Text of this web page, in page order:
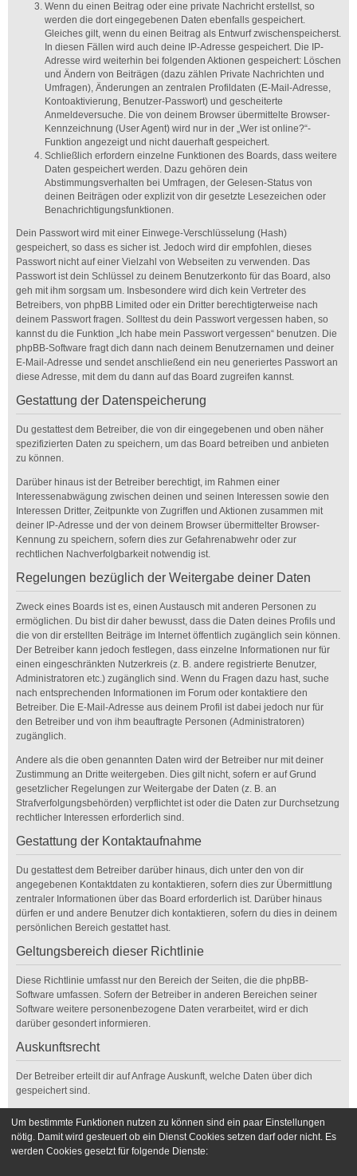
Wenn du einen Beitrag oder eine private Nachricht erstellst, so
werden die dort eingegebenen Daten ebenfalls gespeichert.
Gleiches gilt, wenn du einen Beitrag als Entwurf zwischenspeicherst.
In diesen Fällen wird auch deine IP-Adresse gespeichert. Die IP-
Adresse wird weiterhin bei folgenden Aktionen gespeichert: Löschen
und Ändern von Beiträgen (dazu zählen Private Nachrichten und
Umfragen), Änderungen an zentralen Profildaten (E-Mail-Adresse,
Kontoaktivierung, Benutzer-Passwort) und gescheiterte
Anmeldeversuche. Die von deinem Browser übermittelte Browser-
Kennzeichnung (User Agent) wird nur in der „Wer ist online?“-
Funktion angezeigt und nicht dauerhaft gespeichert.
Schließlich erfordern einzelne Funktionen des Boards, dass weitere
Daten gespeichert werden. Dazu gehören dein
Abstimmungsverhalten bei Umfragen, der Gelesen-Status von
deinen Beiträgen oder explizit von dir gesetzte Lesezeichen oder
Benachrichtigungsfunktionen.
Dein Passwort wird mit einer Einwege-Verschlüsselung (Hash)
gespeichert, so dass es sicher ist. Jedoch wird dir empfohlen, dieses
Passwort nicht auf einer Vielzahl von Webseiten zu verwenden. Das
Passwort ist dein Schlüssel zu deinem Benutzerkonto für das Board, also
geh mit ihm sorgsam um. Insbesondere wird dich kein Vertreter des
Betreibers, von phpBB Limited oder ein Dritter berechtigterweise nach
deinem Passwort fragen. Solltest du dein Passwort vergessen haben, so
kannst du die Funktion „Ich habe mein Passwort vergessen“ benutzen. Die
phpBB-Software fragt dich dann nach deinem Benutzernamen und deiner
E-Mail-Adresse und sendet anschließend ein neu generiertes Passwort an
diese Adresse, mit dem du dann auf das Board zugreifen kannst.
Gestattung der Datenspeicherung
Du gestattest dem Betreiber, die von dir eingegebenen und oben näher
spezifizierten Daten zu speichern, um das Board betreiben und anbieten
zu können.
Darüber hinaus ist der Betreiber berechtigt, im Rahmen einer
Interessenabwägung zwischen deinen und seinen Interessen sowie den
Interessen Dritter, Zeitpunkte von Zugriffen und Aktionen zusammen mit
deiner IP-Adresse und der von deinem Browser übermittelter Browser-
Kennung zu speichern, sofern dies zur Gefahrenabwehr oder zur
rechtlichen Nachverfolgbarkeit notwendig ist.
Regelungen bezüglich der Weitergabe deiner Daten
Zweck eines Boards ist es, einen Austausch mit anderen Personen zu
ermöglichen. Du bist dir daher bewusst, dass die Daten deines Profils und
die von dir erstellten Beiträge im Internet öffentlich zugänglich sein können.
Der Betreiber kann jedoch festlegen, dass einzelne Informationen nur für
einen eingeschränkten Nutzerkreis (z. B. andere registrierte Benutzer,
Administratoren etc.) zugänglich sind. Wenn du Fragen dazu hast, suche
nach entsprechenden Informationen im Forum oder kontaktiere den
Betreiber. Die E-Mail-Adresse aus deinem Profil ist dabei jedoch nur für
den Betreiber und von ihm beauftragte Personen (Administratoren)
zugänglich.
Andere als die oben genannten Daten wird der Betreiber nur mit deiner
Zustimmung an Dritte weitergeben. Dies gilt nicht, sofern er auf Grund
gesetzlicher Regelungen zur Weitergabe der Daten (z. B. an
Strafverfolgungsbehörden) verpflichtet ist oder die Daten zur Durchsetzung
rechtlicher Interessen erforderlich sind.
Gestattung der Kontaktaufnahme
Du gestattest dem Betreiber darüber hinaus, dich unter den von dir
angegebenen Kontaktdaten zu kontaktieren, sofern dies zur Übermittlung
zentraler Informationen über das Board erforderlich ist. Darüber hinaus
dürfen er und andere Benutzer dich kontaktieren, sofern du dies in deinem
persönlichen Bereich gestattet hast.
Geltungsbereich dieser Richtlinie
Diese Richtlinie umfasst nur den Bereich der Seiten, die die phpBB-
Software umfassen. Sofern der Betreiber in anderen Bereichen seiner
Software weitere personenbezogene Daten verarbeitet, wird er dich
darüber gesondert informieren.
Auskunftsrecht
Der Betreiber erteilt dir auf Anfrage Auskunft, welche Daten über dich
gespeichert sind.
Kontaktiere hierzu bitte den Betreiber.
Um bestimmte Funktionen nutzen zu können sind ein paar Einstellungen
nötig. Damit wird gesteuert ob ein Dienst Cookies setzen darf oder nicht. Es
werden Cookies gesetzt für folgende Dienste: